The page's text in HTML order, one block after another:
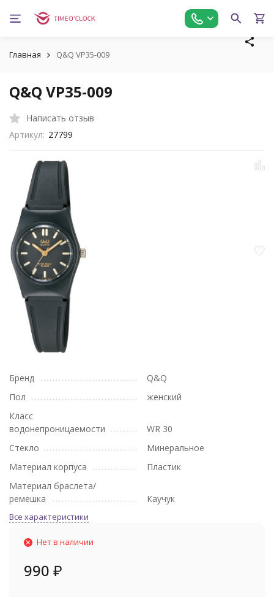
Главная Q&Q VP35-009
Q&Q VP35-009
Написать отзыв
Артикул: 27799
Бренд
Q&Q
Пол
женский
Класс
водонепроницаемости
WR 30
Стекло
Минеральное
Материал корпуса
Пластик
Материал браслета/
ремешка
Каучук
Все характеристики
Нет в наличии
990 ₽